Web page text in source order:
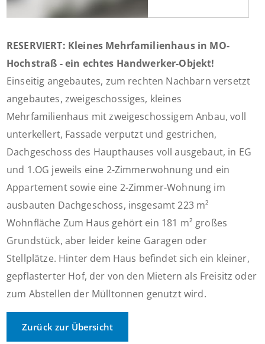
RESERVIERT: Kleines Mehrfamilienhaus in MO-
Hochstraß - ein echtes Handwerker-Objekt!
Einseitig angebautes, zum rechten Nachbarn versetzt
angebautes, zweigeschossiges, kleines
Mehrfamilienhaus mit zweigeschossigem Anbau, voll
unterkellert, Fassade verputzt und gestrichen,
Dachgeschoss des Haupthauses voll ausgebaut, in EG
und 1.OG jeweils eine 2-Zimmerwohnung und ein
Appartement sowie eine 2-Zimmer-Wohnung im
ausbauten Dachgeschoss, insgesamt 223 m²
Wohnfläche Zum Haus gehört ein 181 m² großes
Grundstück, aber leider keine Garagen oder
Stellplätze. Hinter dem Haus befindet sich ein kleiner,
gepflasterter Hof, der von den Mietern als Freisitz oder
zum Abstellen der Mülltonnen genutzt wird.
Zurück zur Übersicht